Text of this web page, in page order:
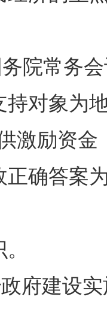
院常务
持对象为
激励资
正确答案
府建设